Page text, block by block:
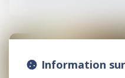
Information